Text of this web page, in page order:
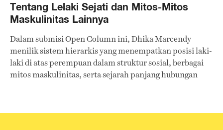
Tentang Lelaki Sejati dan Mitos-Mitos
Maskulinitas Lainnya
Dalam submisi Open Column ini, Dhika Marcendy
menilik sistem hierarkis yang menempatkan posisi laki-
laki di atas perempuan dalam struktur sosial, berbagai
mitos maskulinitas, serta sejarah panjang hubungan